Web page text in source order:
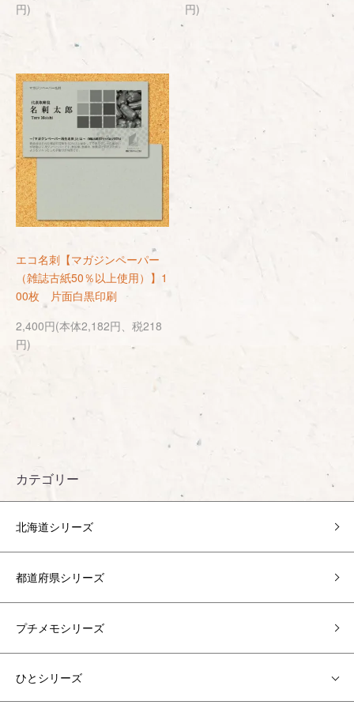
円)
円)
エコ名刺【マガジンペーパー
（雑誌古紙50％以上使用）】1
00枚 片面白黒印刷
2,400円(本体2,182円、税218
円)
カテゴリー
北海道シリーズ
都道府県シリーズ
プチメモシリーズ
ひとシリーズ